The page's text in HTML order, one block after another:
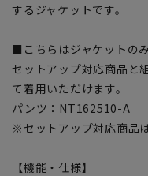
するジャケットです。
■こちらはジャケットの
セットアップ対応商品と
て着用いただけます。
パンツ：NT162510-A
※セットアップ対応商品
【機能・仕様】